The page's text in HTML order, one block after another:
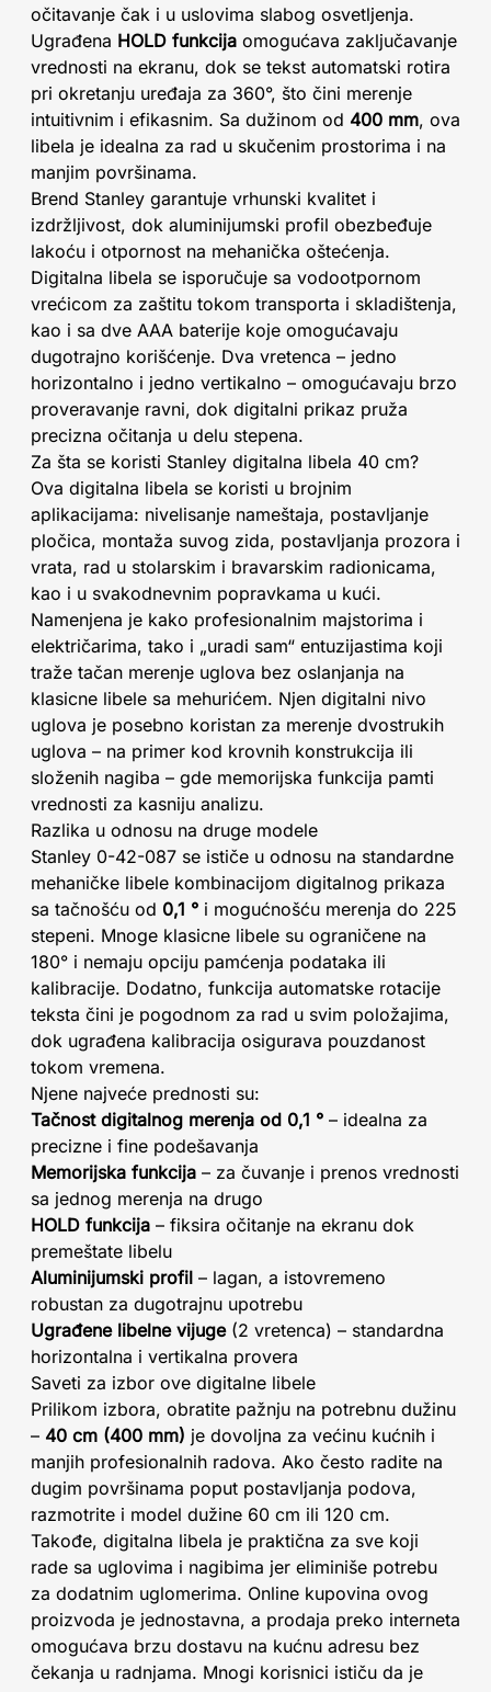
očitavanje čak i u uslovima slabog osvetljenja.
Ugrađena HOLD funkcija omogućava zaključavanje
vrednosti na ekranu, dok se tekst automatski rotira
pri okretanju uređaja za 360°, što čini merenje
intuitivnim i efikasnim. Sa dužinom od 400 mm, ova
libela je idealna za rad u skučenim prostorima i na
manjim površinama.
Brend Stanley garantuje vrhunski kvalitet i
izdržljivost, dok aluminijumski profil obezbeđuje
lakoću i otpornost na mehanička oštećenja.
Digitalna libela se isporučuje sa vodootpornom
vrećicom za zaštitu tokom transporta i skladištenja,
kao i sa dve AAA baterije koje omogućavaju
dugotrajno korišćenje. Dva vretenca – jedno
horizontalno i jedno vertikalno – omogućavaju brzo
proveravanje ravni, dok digitalni prikaz pruža
precizna očitanja u delu stepena.
Za šta se koristi Stanley digitalna libela 40 cm?
Ova digitalna libela se koristi u brojnim
aplikacijama: nivelisanje nameštaja, postavljanje
pločica, montaža suvog zida, postavljanja prozora i
vrata, rad u stolarskim i bravarskim radionicama,
kao i u svakodnevnim popravkama u kući.
Namenjena je kako profesionalnim majstorima i
električarima, tako i „uradi sam“ entuzijastima koji
traže tačan merenje uglova bez oslanjanja na
klasicne libele sa mehurićem. Njen digitalni nivo
uglova je posebno koristan za merenje dvostrukih
uglova – na primer kod krovnih konstrukcija ili
složenih nagiba – gde memorijska funkcija pamti
vrednosti za kasniju analizu.
Razlika u odnosu na druge modele
Stanley 0-42-087 se ističe u odnosu na standardne
mehaničke libele kombinacijom digitalnog prikaza
sa tačnošću od 0,1 ° i mogućnošću merenja do 225
stepeni. Mnoge klasicne libele su ograničene na
180° i nemaju opciju pamćenja podataka ili
kalibracije. Dodatno, funkcija automatske rotacije
teksta čini je pogodnom za rad u svim položajima,
dok ugrađena kalibracija osigurava pouzdanost
tokom vremena.
Njene najveće prednosti su:
Tačnost digitalnog merenja od 0,1 ° – idealna za
precizne i fine podešavanja
Memorijska funkcija – za čuvanje i prenos vrednosti
sa jednog merenja na drugo
HOLD funkcija – fiksira očitanje na ekranu dok
premeštate libelu
Aluminijumski profil – lagan, a istovremeno
robustan za dugotrajnu upotrebu
Ugrađene libelne vijuge(2 vretenca) – standardna
horizontalna i vertikalna provera
Saveti za izbor ove digitalne libele
Prilikom izbora, obratite pažnju na potrebnu dužinu
– 40 cm (400 mm) je dovoljna za većinu kućnih i
manjih profesionalnih radova. Ako često radite na
dugim površinama poput postavljanja podova,
razmotrite i model dužine 60 cm ili 120 cm.
Takođe, digitalna libela je praktična za sve koji
rade sa uglovima i nagibima jer eliminiše potrebu
za dodatnim uglomerima. Online kupovina ovog
proizvoda je jednostavna, a prodaja preko interneta
omogućava brzu dostavu na kućnu adresu bez
čekanja u radnjama. Mnogi korisnici ističu da je